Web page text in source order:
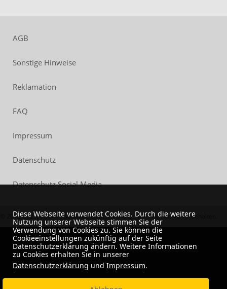
AGB
Sonstige Hinweise
Reklamation
FAQ
Impressum
Datenschutz
Datenschutz Social Media
© 2018-2023, Vossloh-Schwabe Deutschland GmbH. Alle Rechte vorbehalten.
Diese Webseite verwendet Cookies. Durch die weitere
Nutzung unserer Webseite stimmen Sie der
Verwendung von Cookies zu. Sie können die
Cookieeinstellungen zukünftig auf der Seite
Datenschutzerklärung ändern. Weitere Informationen
zu Cookies erhalten Sie in unserer
Datenschutzerklärung und Impressum.